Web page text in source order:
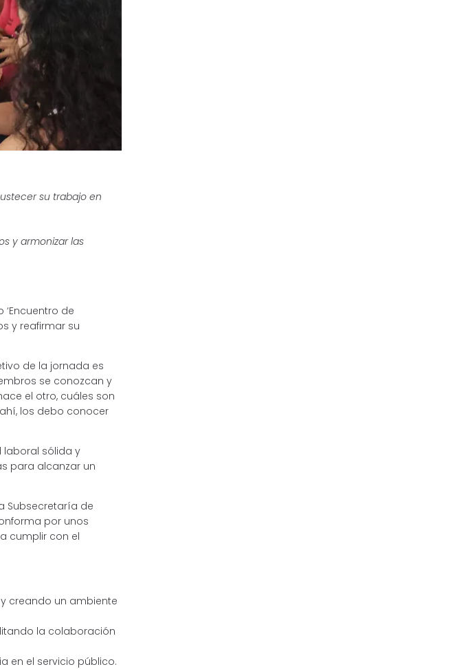
su trabajo en
y armonizar las
de
y reafirmar su
de la jornada es
se conozcan y
el otro, cuáles son
los debo conocer
laboral sólida y
para alcanzar un
Subsecretaría de
por unos
cumplir con el
creando un ambiente
la colaboración
en el servicio público.